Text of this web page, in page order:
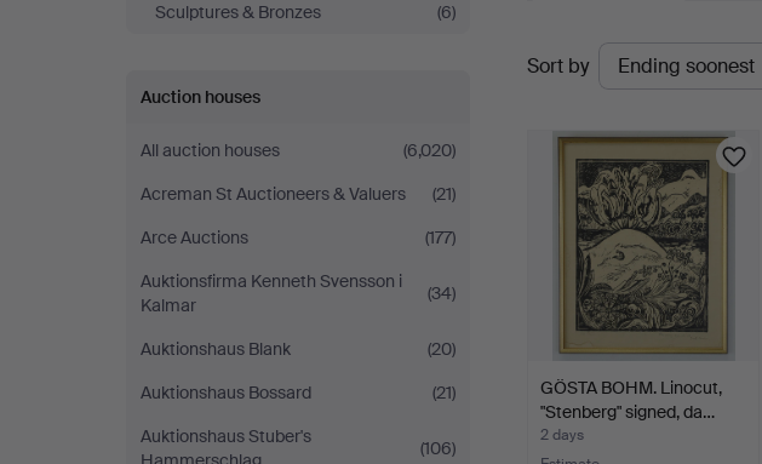
Sculptures & Bronzes
(6)
Auction houses
All auction houses
(6,020)
Acreman St Auctioneers & Valuers
(21)
Arce Auctions
(177)
Auktionsfirma Kenneth Svensson i
Kalmar
(34)
Auktionshaus Blank
(20)
Auktionshaus Bossard
(21)
Auktionshaus Stuber's
(106)
Active
auctions
Sort by
GÖSTA BOHM. Linocut,
"Stenberg" signed, da…
2 days